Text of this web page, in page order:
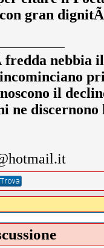
gran
fredda nebbia
il
ne